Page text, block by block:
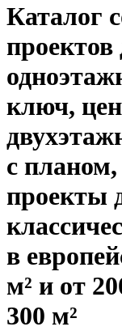
Каталог
ключ,
с
проекты
в
м² и от
300 м²